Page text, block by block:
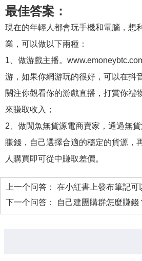
最佳答案：
現在的年輕人都會玩手機和電腦，想
業，可以做以下兩種：
1、做游戲主播。
游，如果你網游玩的很好，可以在抖
關注你觀看你的游戲直播，打賞你禮
來賺取收入；
2、做閒魚無貨源電商賣家，通過無
賺錢，自己選擇合適的穩定的貨源，
人購買即可從中賺取差價。
上一个问答： 在小紅書上發布筆記可
下一个问答：
自己建團購群怎麼賺錢